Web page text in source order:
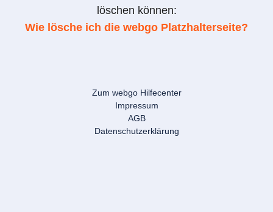
löschen können:
Wie lösche ich die webgo Platzhalterseite?
Zum webgo Hilfecenter
Impressum
AGB
Datenschutzerklärung